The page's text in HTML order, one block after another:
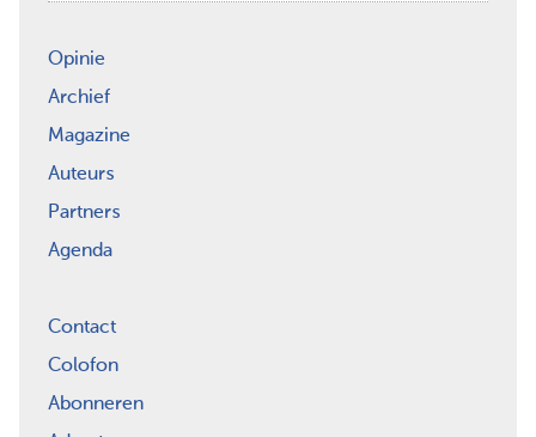
Opinie
Archief
Magazine
Auteurs
Partners
Agenda
Contact
Colofon
Abonneren